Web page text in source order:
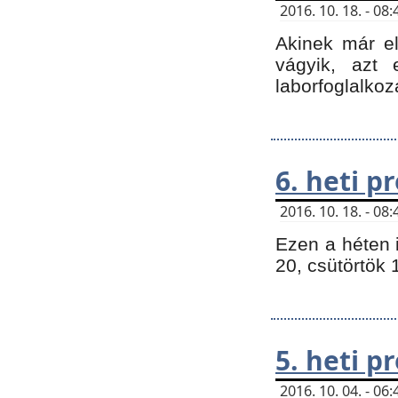
2016. 10. 18. -
Akinek már
vágyik, azt
6. heti
2016. 10. 18. -
Ezen a héten
20, csütörtök
5. heti
2016. 10. 04. -